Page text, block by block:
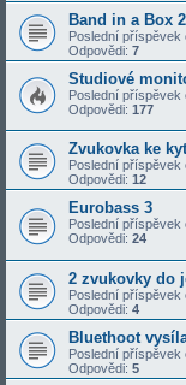
Band in a Box
Poslední příspěvek
Odpovědi: 7
Studiové
Poslední příspěvek
Odpovědi: 177
Zvukovka ke
Poslední příspěvek
Odpovědi: 12
Eurobass 3
Poslední příspěvek
Odpovědi: 24
2 zvukovky do
Poslední příspěvek
Odpovědi: 4
Bluethoot
Poslední příspěvek
Odpovědi: 5